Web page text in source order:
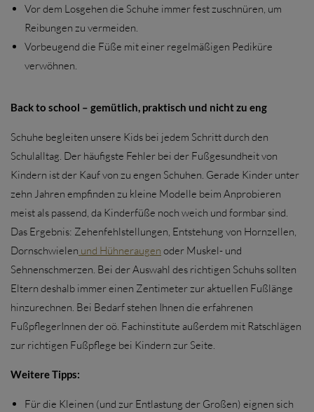
Vor dem Losgehen die Schuhe immer fest zuschnüren, um
Reibungen zu vermeiden.
Vorbeugend die Füße mit einer regelmäßigen Pediküre
verwöhnen.
Back to school – gemütlich, praktisch und nicht zu eng
Schuhe begleiten unsere Kids bei jedem Schritt durch den
Schulalltag. Der häufigste Fehler bei der Fußgesundheit von
Kindern ist der Kauf von zu engen Schuhen. Gerade Kinder unter
zehn Jahren empfinden zu kleine Modelle beim Anprobieren
meist als passend, da Kinderfüße noch weich und formbar sind.
Das Ergebnis: Zehenfehlstellungen, Entstehung von Hornzellen,
Dornschwielen und Hühneraugen oder Muskel- und
Sehnenschmerzen. Bei der Auswahl des richtigen Schuhs sollten
Eltern deshalb immer einen Zentimeter zur aktuellen Fußlänge
hinzurechnen. Bei Bedarf stehen Ihnen die erfahrenen
FußpflegerInnen der oö. Fachinstitute außerdem mit Ratschlägen
zur richtigen Fußpflege bei Kindern zur Seite.
Weitere Tipps:
Für die Kleinen (und zur Entlastung der Großen) eignen sich